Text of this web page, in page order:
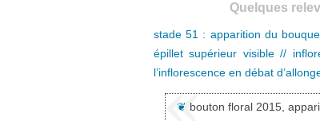
Quelques
stade 51 : apparition du
épillet supérieur visible //
l’inflorescence en débat
❦ bouton floral 2015,